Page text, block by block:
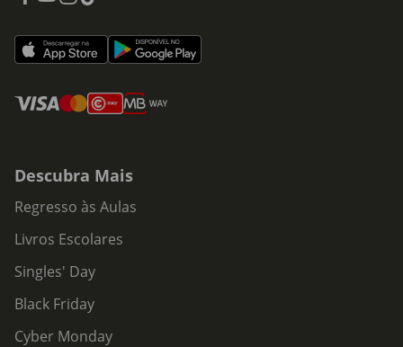
Descubra Mais
Regresso às Aulas
Livros Escolares
Singles' Day
Black Friday
Cyber Monday